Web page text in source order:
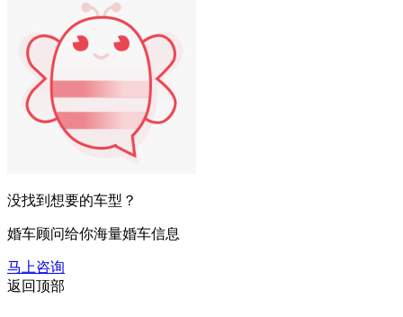
没找到想要的车型？
婚车顾问给你海量婚车信息
马上咨询
返回顶部